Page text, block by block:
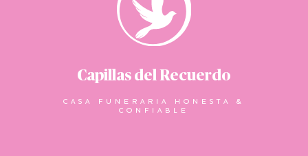
Capillas del Recuerdo
CASA FUNERARIA HONESTA &
CONFIABLE